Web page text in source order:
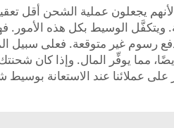
يجعلون عملية الشحن أقل
ويتكفَّل الوسيط بكل هذه
رسوم غير متوقعة. فعلى سبيل
مما يوفِّر المال. وإذا كان